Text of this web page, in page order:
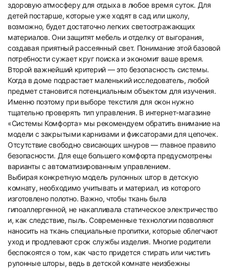
13 14
15 16
17 18
здоровую атмосферу для отдыха в любое время суток. Для
детей постарше, которые уже ходят в сад или школу,
возможно, будет достаточно легких светоотражающих
материалов. Они защитят мебель и отделку от выгорания,
создавая приятный рассеянный свет. Понимание этой базовой
потребности сужает круг поиска и экономит ваше время.
Второй важнейший критерий — это безопасность системы.
Когда в доме подрастает маленький исследователь, любой
предмет становится потенциальным объектом для изучения.
Именно поэтому при выборе текстиля для окон нужно
тщательно проверять тип управления. В интернет-магазине
«Системы Комфорта» мы рекомендуем обратить внимание на
модели с закрытыми карнизами и фиксаторами для цепочек.
Отсутствие свободно свисающих шнуров — главное правило
безопасности. Для еще большего комфорта предусмотрены
варианты с автоматизированным управлением.
Выбирая конкретную модель рулонных штор в детскую
комнату, необходимо учитывать и материал, из которого
изготовлено полотно. Важно, чтобы ткань была
гипоаллергенной, не накапливала статическое электричество
и, как следствие, пыль. Современные технологии позволяют
наносить на ткань специальные пропитки, которые облегчают
уход и продлевают срок службы изделия. Многие родители
беспокоятся о том, как часто придется стирать или чистить
рулонные шторы, ведь в детской комнате неизбежны